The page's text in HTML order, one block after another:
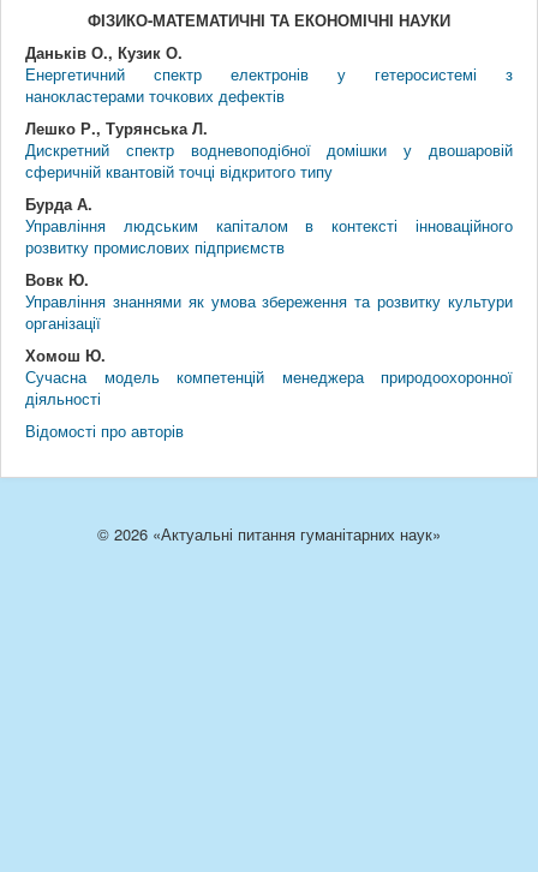
ФІЗИКО-МАТЕМАТИЧНІ ТА ЕКОНОМІЧНІ НАУКИ
Даньків О., Кузик О.
Енергетичний спектр електронів у гетеросистемі з
нанокластерами точкових дефектів
Лешко Р., Турянська Л.
Дискретний спектр водневоподібної домішки у двошаровій
сферичній квантовій точці відкритого типу
Бурда А.
Управління людським капіталом в контексті інноваційного
розвитку промислових підприємств
Вовк Ю.
Управління знаннями як умова збереження та розвитку культури
організації
Хомош Ю.
Сучасна модель компетенцій менеджера природоохоронної
діяльності
Відомості про авторів
© 2026 «Актуальні питання гуманітарних наук»